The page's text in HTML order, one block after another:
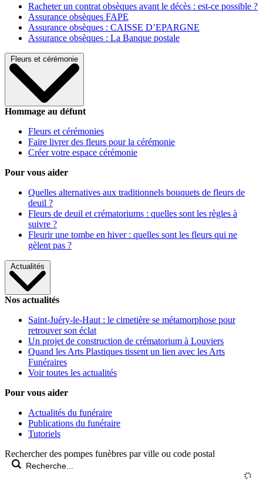
Racheter un contrat obsèques avant le décès : est-ce possible ?
Assurance obsèques FAPE
Assurance obsèques : CAISSE D’EPARGNE
Assurance obsèques : La Banque postale
Fleurs et cérémonie
Hommage au défunt
Fleurs et cérémonies
Faire livrer des fleurs pour la cérémonie
Créer votre espace cérémonie
Pour vous aider
Quelles alternatives aux traditionnels bouquets de fleurs de
deuil ?
Fleurs de deuil et crématoriums : quelles sont les règles à
suivre ?
Fleurir une tombe en hiver : quelles sont les fleurs qui ne
gèlent pas ?
Actualités
Nos actualités
Saint-Juéry-le-Haut : le cimetière se métamorphose pour
retrouver son éclat
Un projet de construction de crématorium à Louviers
Quand les Arts Plastiques tissent un lien avec les Arts
Funéraires
Voir toutes les actualités
Pour vous aider
Actualités du funéraire
Publications du funéraire
Tutoriels
Rechercher des pompes funèbres par ville ou code postal